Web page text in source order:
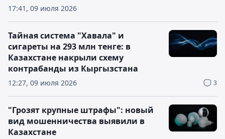
17:41, 09 июля 2026
12:27, 09 июля 2026 3
Тайная система "Хавала" и
сигареты на 293 млн тенге: в
Казахстане накрыли схему
контрабанды из Кыргызстана
"Грозят крупные штрафы": новый
вид мошенничества выявили в
Казахстане